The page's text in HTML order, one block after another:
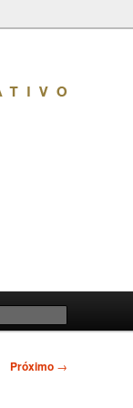
Próximo →